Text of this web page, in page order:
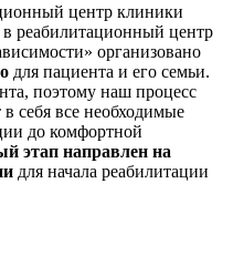
центр клиники
реабилитационный центр
организовано
для пациента и его семьи.
поэтому наш процесс
себя все необходимые
до комфортной
этап направлен на
для начала реабилитации